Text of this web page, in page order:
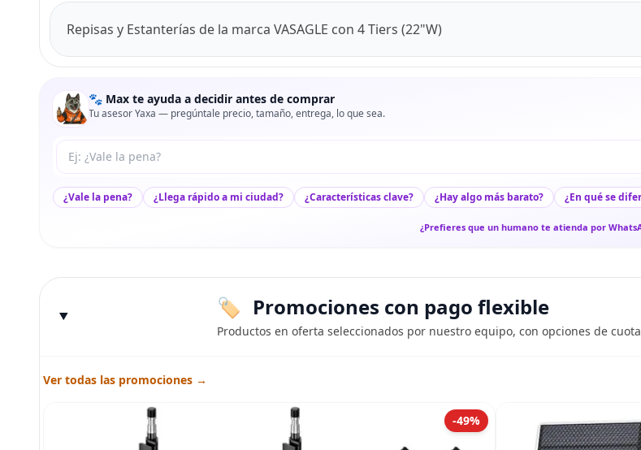
Repisas y Estanterías de la marca VASAGLE con 4 Tiers (22"W)
🐾 Max te ayuda a decidir antes de comprar
Tu asesor Yaxa — pregúntale precio, tamaño, entrega, lo que sea.
Tu pregunta a Max
¿Vale la pena? ¿Llega rápido a mi ciudad? ¿Características clave? ¿Hay algo más barato? ¿En qué se
¿Prefieres que un humano te atienda por
Promociones con pago flexible
Productos en oferta seleccionados por nuestro equipo, con opciones de
Ver todas las promociones →
-49%